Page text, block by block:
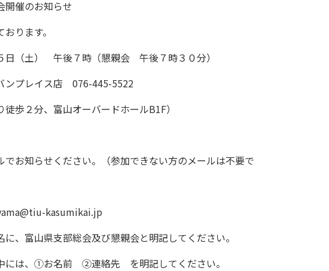
開催のお知らせ
ります。
（土） 午後７時（懇親会 午後７時３０分）
プレイス店 076-445-5522
分、富山オーバードホールB1F）
でお知らせください。（参加できない方のメールは不要で
kasumikai.jp
山県支部総会及び懇親会と明記してください。
前 ②連絡先 を明記してください。